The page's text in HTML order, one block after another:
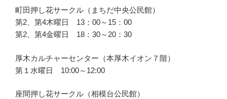
町田押し花サークル（まちだ中央公民館）
第2、第4木曜日 13：00～15：00
第2、第4金曜日 18：30～20：30
厚木カルチャーセンター（本厚木イオン７階）
第１水曜日 10:00～12:00
座間押し花サークル（相模台公民館）